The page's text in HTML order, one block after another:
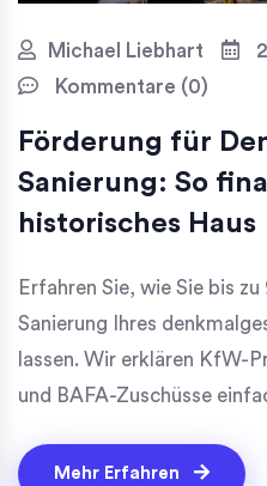
Michael Liebhart
Kommentare (0)
Förderung für
Sanierung: So
historisches Haus
Erfahren Sie, wie Sie bis
Sanierung Ihres
lassen. Wir erklären KfW-
und BAFA-Zuschüsse
Mehr Erfahren